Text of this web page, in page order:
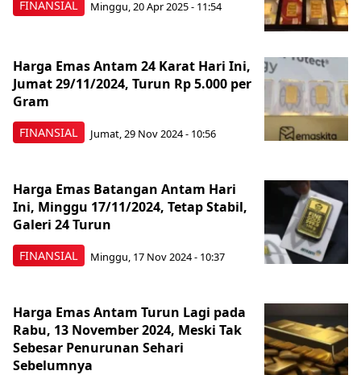
FINANSIAL Minggu, 20 Apr 2025 - 11:54
FINANSIAL
Harga Emas Antam 24 Karat Hari Ini,
Jumat 29/11/2024, Turun Rp 5.000 per
Gram
Jumat, 29 Nov 2024 - 10:56
FINANSIAL
Harga Emas Batangan Antam Hari
Ini, Minggu 17/11/2024, Tetap Stabil,
Galeri 24 Turun
Minggu, 17 Nov 2024 - 10:37
Harga Emas Antam Turun Lagi pada
Rabu, 13 November 2024, Meski Tak
Sebesar Penurunan Sehari
Sebelumnya